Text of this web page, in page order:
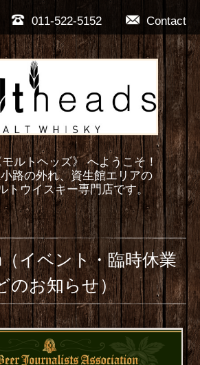
Contact
011-522-5152
ルトヘッズ》 へようこそ！
の外れ、資生館エリアの
トウイスキー専門店です。
イベント・臨時休業
のお知らせ）